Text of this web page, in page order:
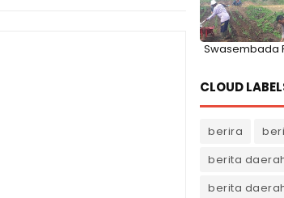
Swasembada
CLOUD
berira
berita
berita